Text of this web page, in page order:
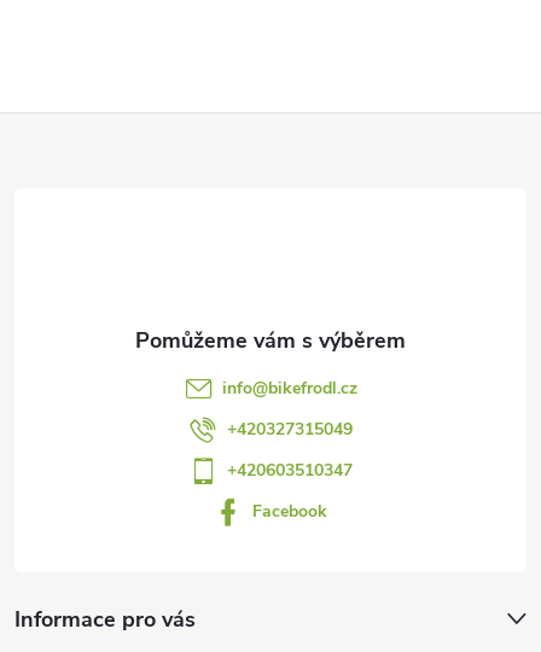
info@bikefrodl.cz
+420327315049
+420603510347
Facebook
Informace pro vás